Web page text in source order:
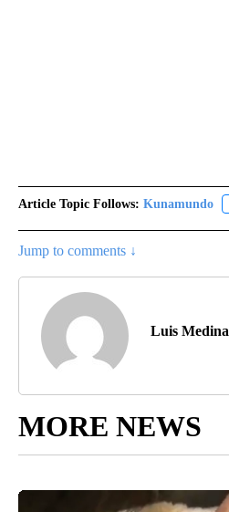
Article Topic Follows: Kunamundo
Jump to comments ↓
Luis Medina
MORE NEWS